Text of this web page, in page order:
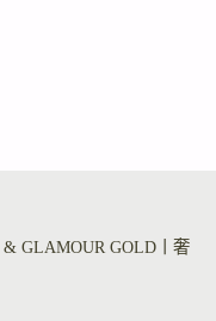
GLAMOUR GOLD丨奢